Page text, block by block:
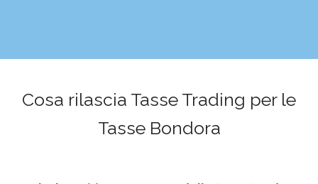
Cosa rilascia Tasse Trading per le
Tasse Bondora